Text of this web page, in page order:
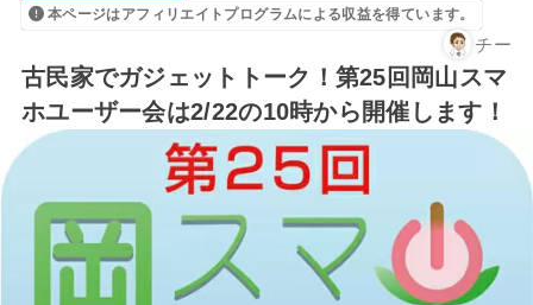
本ページはアフィリエイトプログラムによる収益を得ています。
チー
古民家でガジェットトーク！第25回岡山スマ
ホユーザー会は2/22の10時から開催します！